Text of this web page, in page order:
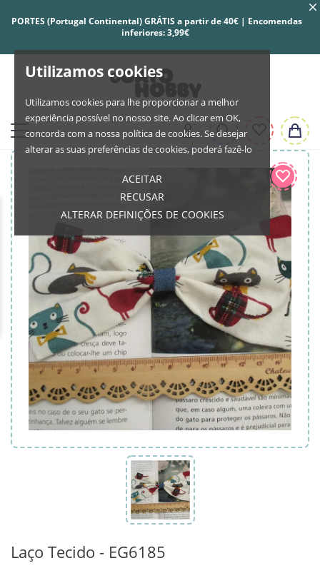
Utilizamos cookies
Utilizamos cookies para lhe proporcionar a melhor
experiência possível no nosso site. Ao clicar em OK,
concorda com a nossa política de cookies. Se desejar
alterar as suas preferências de cookies, poderá fazê-lo
ACEITAR
RECUSAR
ALTERAR DEFINIÇÕES DE COOKIES
PORTES (Portugal Continental) GRÁTIS a partir de 40€ | Encomendas
inferiores: 3,99€
Laço Tecido - EG6185